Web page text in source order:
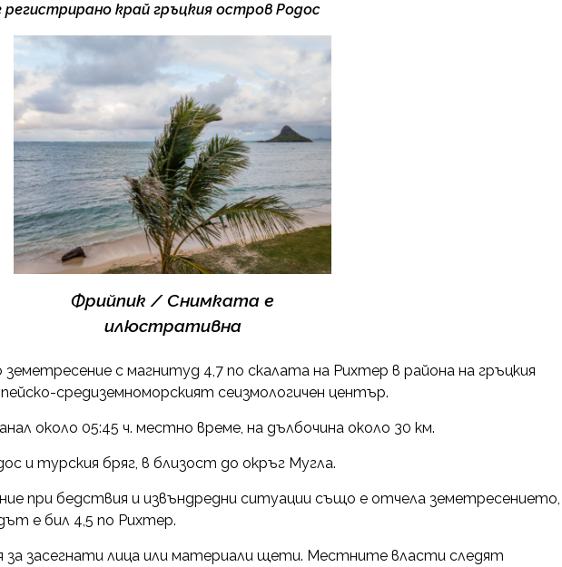
регистрирано край гръцкия остров Родос
Фрийпик / Снимката е
илюстративна
с магнитуд 4,7 по скалата на Рихтер в района на гръцкия
средиземноморският сеизмологичен център.
около 05:45 ч. местно време, на дълбочuна около 30 км.
и турския бряг, в близост до окръг Мугла.
при бедствuя и извъндредни ситуации също е отчела земетресението,
е бил 4,5 по Рихтер.
за засегнати лица или материали щети. Местните власти следят